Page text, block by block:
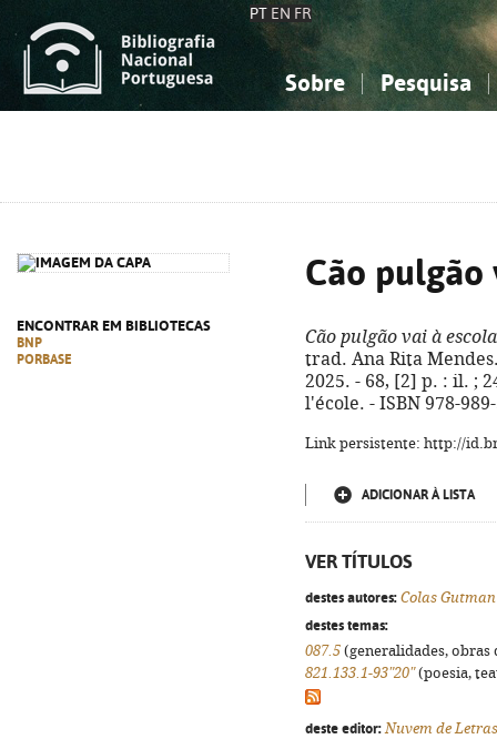
PT EN FR
Sobre Pesquisa
ENCONTRAR EM BIBLIOTECAS
BNP
PORBASE
Cão pulgão
Cão pulgão vai à
trad. Ana Rita
2025. - 68, [2] p. : il. ;
l'école. - ISBN 978-
Link persistente: http://
ADICIONAR À LISTA
VER TÍTULOS
destes autores: Colas Gutman
destes temas:
087.5 (generalidades,
821.133.1-93"20"(poesia,
deste editor: Nuvem de Letras